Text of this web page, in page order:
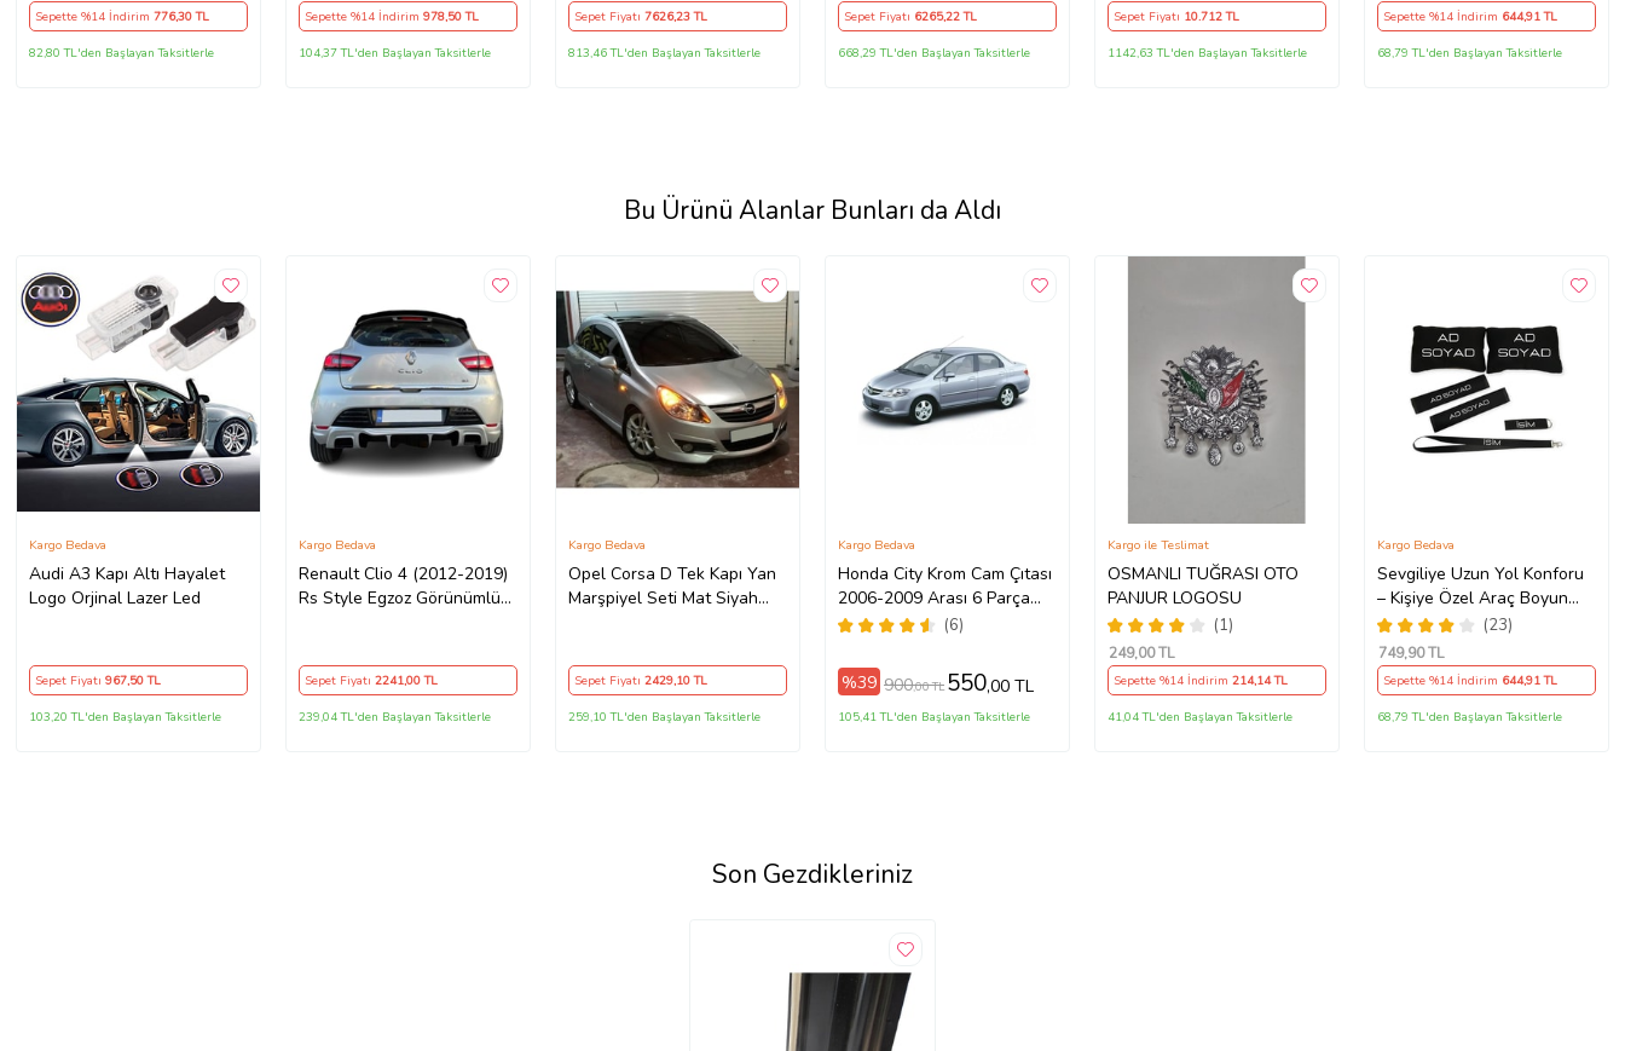
Sepette %14 İndirim 776,30 TL
82,80 TL'den Başlayan Taksitlerle
Sepette %14 İndirim 978,50 TL
104,37 TL'den Başlayan Taksitlerle
Sepet Fiyatı 7626,23 TL
813,46 TL'den Başlayan Taksitlerle
Sepet Fiyatı 6265,22 TL
668,29 TL'den Başlayan Taksitlerle
Sepet Fiyatı 10.712TL
1142,63 TL'den Başlayan Taksitlerle
Sepette %14 İndirim 644,91 TL
68,79 TL'den Başlayan Taksitlerle
Bu Ürünü Alanlar Bunları da Aldı
Audi A3 Kapı Altı Hayalet
Logo Orjinal Lazer Led
Kargo Bedava
Sepet Fiyatı 967,50 TL
103,20 TL'den Başlayan Taksitlerle
Renault Clio 4 (2012-2019)
Rs Style Egzoz Görünümlü
Kargo Bedava
Sepet Fiyatı 2241,00 TL
239,04 TL'den Başlayan Taksitlerle
Opel Corsa D Tek Kapı Yan
Marşpiyel Seti Mat Siyah
Kargo Bedava
Sepet Fiyatı 2429,10 TL
259,10 TL'den Başlayan Taksitlerle
Honda City Krom Cam Çıtası
2006-2009 Arası 6 Parça
Paslanmaz Çelik
(6)
Kargo Bedava
%39 900,00 TL 550,00 TL
105,41 TL'den Başlayan Taksitlerle
OSMANLI TUĞRASI OTO
PANJUR LOGOSU
(1)
Kargo ile Teslimat
249,00 TL
Sepette %14 İndirim214,14 TL
41,04 TL'den Başlayan Taksitlerle
Sevgiliye Uzun Yol Konforu
– Kişiye Özel Araç Boyun
Yastığı & Kemer Pedi Hediye
Seti
(23)
Kargo Bedava
749,90 TL
Sepette %14 İndirim 644,91 TL
68,79 TL'den Başlayan Taksitlerle
Son Gezdikleriniz